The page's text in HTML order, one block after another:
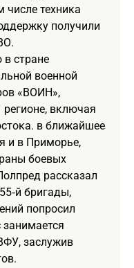
техника
получили
стране
военной
«ВОИН»,
включая
в ближайшее
и в Приморье,
боевых
рассказал
бригады,
попросил
занимается
заслужив